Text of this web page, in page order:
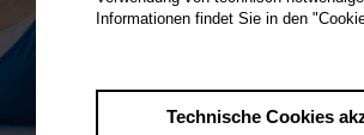
Informationen findet Sie in den
Technische Cookies